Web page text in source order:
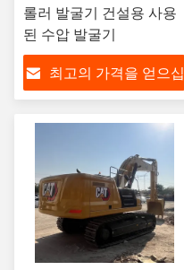
롤러 발굴기 건설용 사용
된 수압 발굴기
최고의 가격을 얻으십